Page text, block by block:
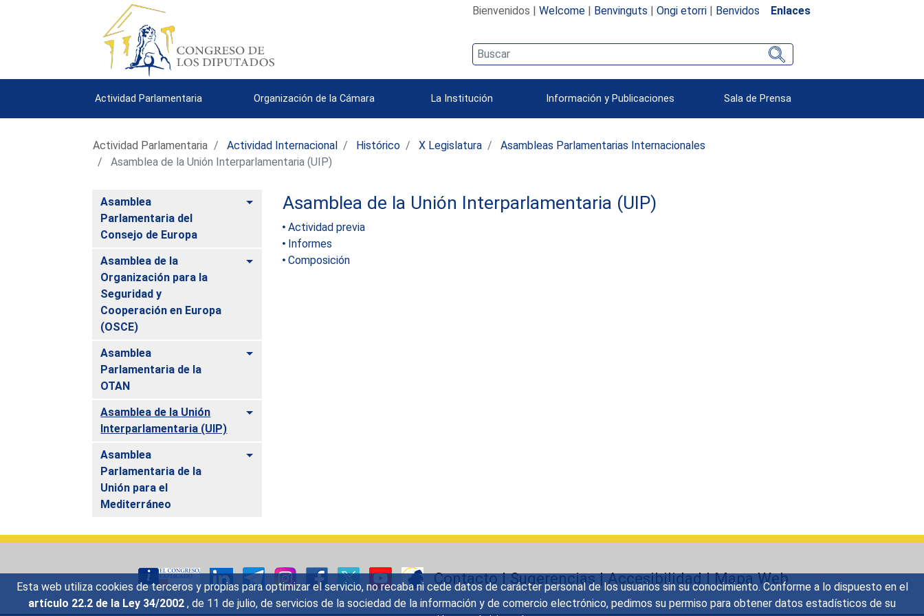
Esta web utiliza cookies de terceros y propias para optimizar el servicio, no recaba ni cede datos de carácter personal de los usuarios sin su conocimiento. Conforme a lo dispuesto en el
artículo 22.2 de la Ley 34/2002 , de 11 de julio, de servicios de la sociedad de la información y de comercio electrónico, pedimos su permiso para obtener datos estadísticos de su
Bienvenidos | Welcome| Benvinguts | Ongi etorri| Benvidos Enlaces
Actividad Parlamentaria Organización de la Cámara La Institución Información y Publicaciones Sala de Prensa
Actividad Parlamentaria Actividad Internacional Histórico X Legislatura
Asambleas Parlamentarias Internacionales
Asamblea de la Unión Interparlamentaria (UIP)
Asamblea
Parlamentaria del
Consejo de Europa
Alternar
Asamblea de la
Organización para la
Seguridad y
Cooperación en Europa
(OSCE)
Alternar
Asamblea
Parlamentaria de la
OTAN
Alternar
Asamblea de la Unión
Interparlamentaria (UIP)
Alternar
Asamblea
Parlamentaria de la
Unión para el
Mediterráneo
Alternar
Asamblea de la Unión Interparlamentaria (UIP)
Actividad previa
Informes
Composición
Contacto|Sugerencias|Accesibilidad|Mapa Web